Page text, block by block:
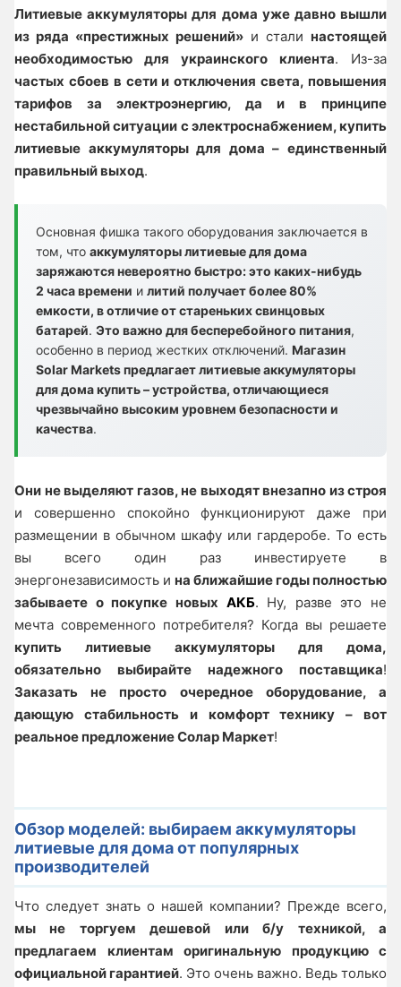
Литиевые аккумуляторы для дома уже давно вышли
из ряда «престижных решений» и стали настоящей
необходимостью для украинского клиента. Из-за
частых сбоев в сети и отключения света, повышения
тарифов за электроэнергию, да и в принципе
нестабильной ситуации с электроснабжением, купить
литиевые аккумуляторы для дома – единственный
правильный выход.
Основная фишка такого оборудования заключается в
том, что аккумуляторы литиевые для дома
заряжаются невероятно быстро: это каких-нибудь
2 часа времени и литий получает более 80%
емкости, в отличие от стареньких свинцовых
батарей. Это важно для бесперебойного питания,
особенно в период жестких отключений. Магазин
Solar Markets предлагает литиевые аккумуляторы
для дома купить – устройства, отличающиеся
чрезвычайно высоким уровнем безопасности и
качества.
Они не выделяют газов, не выходят внезапно из строя
и совершенно спокойно функционируют даже при
размещении в обычном шкафу или гардеробе. То есть
вы всего один раз инвестируете в
энергонезависимость и на ближайшие годы полностью
забываете о покупке новых АКБ. Ну, разве это не
мечта современного потребителя? Когда вы решаете
купить литиевые аккумуляторы для дома,
обязательно выбирайте надежного поставщика!
Заказать не просто очередное оборудование, а
дающую стабильность и комфорт технику – вот
реальное предложение Солар Маркет!
Обзор моделей: выбираем аккумуляторы
литиевые для дома от популярных
производителей
Что следует знать о нашей компании? Прежде всего,
мы не торгуем дешевой или б/у техникой, а
предлагаем клиентам оригинальную продукцию с
официальной гарантией. Это очень важно. Ведь только